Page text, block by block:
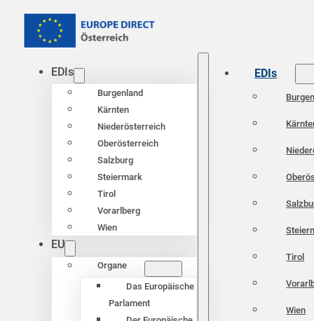
EDIs
Burgenland
Kärnten
Niederösterreich
Oberösterreich
Salzburg
Steiermark
Tirol
Vorarlberg
Wien
EU
Organe
Das Europäische
Parlament
EDIs
Tirol
Wien